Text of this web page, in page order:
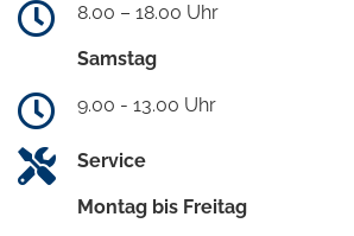
8.00 – 18.00 Uhr
Samstag
9.00 - 13.00 Uhr
Service
Montag bis Freitag